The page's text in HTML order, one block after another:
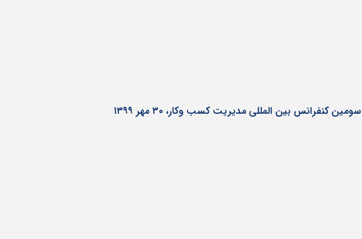
سومین کنفرانس بین المللی مدیریت کسب وکار، ۳۰ مهر ۱۳۹۹